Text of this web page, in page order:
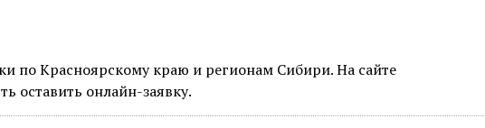
по Красноярскому краю и регионам Сибири. На сайте
оставить онлайн-заявку.